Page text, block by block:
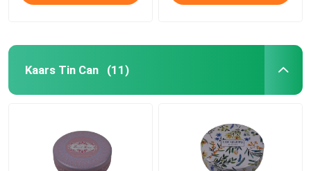
Video's
Fabriekstocht
Kaars Tin Can (11)